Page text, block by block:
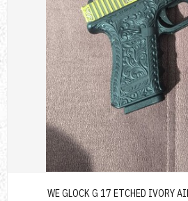
WE GLOCK G 17 ETCHED IVORY